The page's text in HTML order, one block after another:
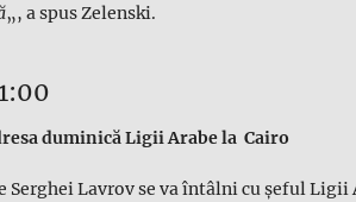
„, a spus Zelenski.
duminică Ligii Arabe la Cairo
Lavrov se va întâlni cu şeful Ligii